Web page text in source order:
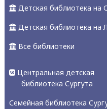
Детская библиотека на
Детская библиотека на
Все библиотеки
Центральная детская
библиотека Сургута
Семейная библиотека